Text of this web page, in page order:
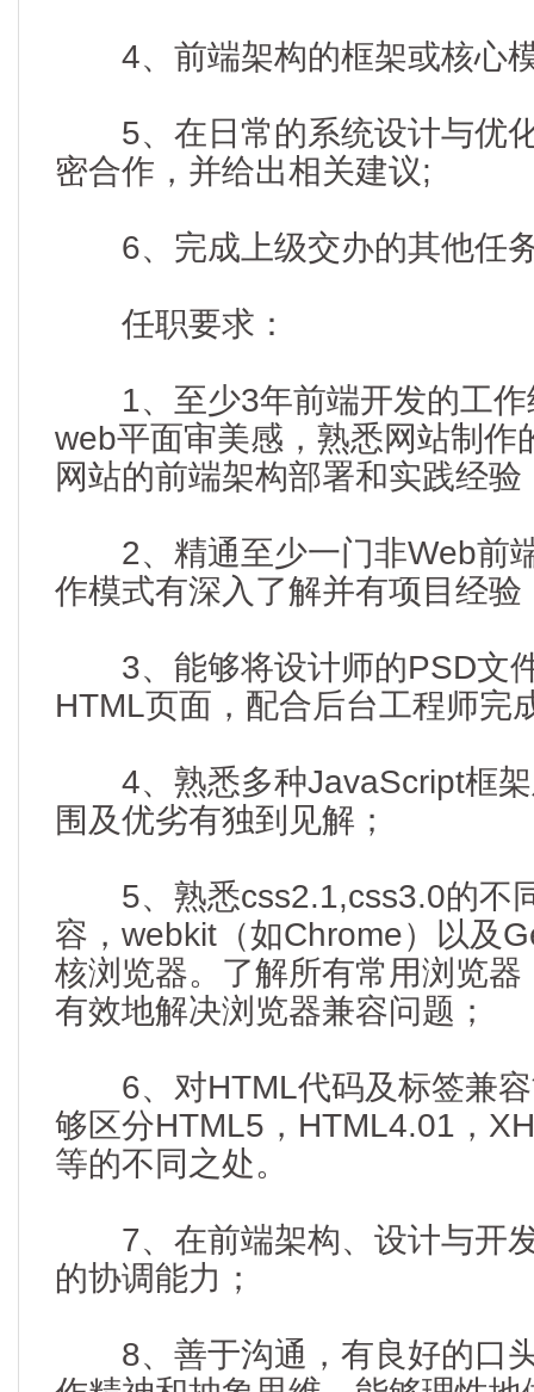
4、前端架构的框架或核心
5、在日常的系统设计与优
密合作，并给出相关建议;
6、完成上级交办的其他任
任职要求：
1、至少3年前端开发的工作
web平面审美感，熟悉网站制作
网站的前端架构部署和实践经验
2、精通至少一门非Web前
作模式有深入了解并有项目经验
3、能够将设计师的PSD文
HTML页面，配合后台工程师完
4、熟悉多种JavaScript框架
围及优劣有独到见解；
5、熟悉css2.1,css3.0的不
容，webkit（如Chrome）以及
核浏览器。了解所有常用浏览
有效地解决浏览器兼容问题；
6、对HTML代码及标签兼容
够区分HTML5，HTML4.01，
等的不同之处。
7、在前端架构、设计与开
的协调能力；
8、善于沟通，有良好的口